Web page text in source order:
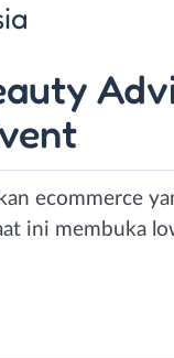
ecommerce
ini membuka